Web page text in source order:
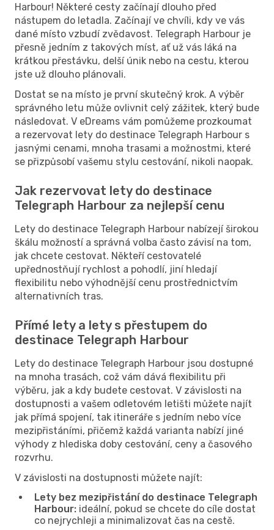
Harbour! Některé cesty začínají dlouho před
nástupem do letadla. Začínají ve chvíli, kdy ve vás
dané místo vzbudí zvědavost. Telegraph Harbour je
přesně jedním z takových míst, ať už vás láká na
krátkou přestávku, delší únik nebo na cestu, kterou
jste už dlouho plánovali.
Dostat se na místo je první skutečný krok. A výběr
správného letu může ovlivnit celý zážitek, který bude
následovat. V eDreams vám pomůžeme prozkoumat
a rezervovat lety do destinace Telegraph Harbour s
jasnými cenami, mnoha trasami a možnostmi, které
se přizpůsobí vašemu stylu cestování, nikoli naopak.
Jak rezervovat lety do destinace
Telegraph Harbour za nejlepší cenu
Lety do destinace Telegraph Harbour nabízejí širokou
škálu možností a správná volba často závisí na tom,
jak chcete cestovat. Někteří cestovatelé
upřednostňují rychlost a pohodlí, jiní hledají
flexibilitu nebo výhodnější cenu prostřednictvím
alternativních tras.
Přímé lety a lety s přestupem do
destinace Telegraph Harbour
Lety do destinace Telegraph Harbour jsou dostupné
na mnoha trasách, což vám dává flexibilitu při
výběru, jak a kdy budete cestovat. V závislosti na
dostupnosti a vašem odletovém letišti můžete najít
jak přímá spojení, tak itineráře s jedním nebo více
mezipřistáními, přičemž každá varianta nabízí jiné
výhody z hlediska doby cestování, ceny a časového
rozvrhu.
V závislosti na dostupnosti můžete najít:
Lety bez mezipřistání do destinace Telegraph
Harbour: ideální, pokud se chcete do cíle dostat
co nejrychleji a minimalizovat čas na cestě.